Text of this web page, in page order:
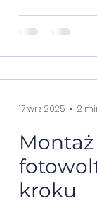
kroku
17 wrz 2025 2